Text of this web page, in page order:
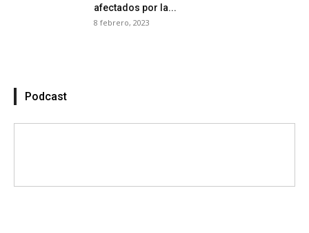
afectados por la...
8 febrero, 2023
Podcast